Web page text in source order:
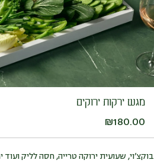
מגש ירקות ירוקים
₪180.00
בוקצ’וי, שעועית ירוקה טרייה, חסה לליק